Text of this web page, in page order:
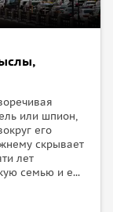
или шпион,
его
скрывает
лет
семью и е...